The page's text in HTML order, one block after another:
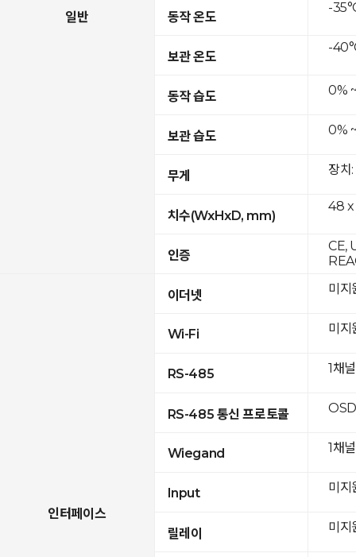
일반 동작 온도
보관 온도
동작 습도
보관 습도
무게
치수(WxHxD, mm)
인증
인터페이스
이더넷
Wi-Fi
RS-485
RS-485 통신 프로토콜
Wiegand
Input
릴레이
-
-
0%
0%
장치
48 x
CE,
미지
미지
1채
1채널
미지
미지